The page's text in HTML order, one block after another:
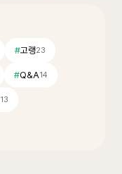
#고랭23
#Q&A14
13